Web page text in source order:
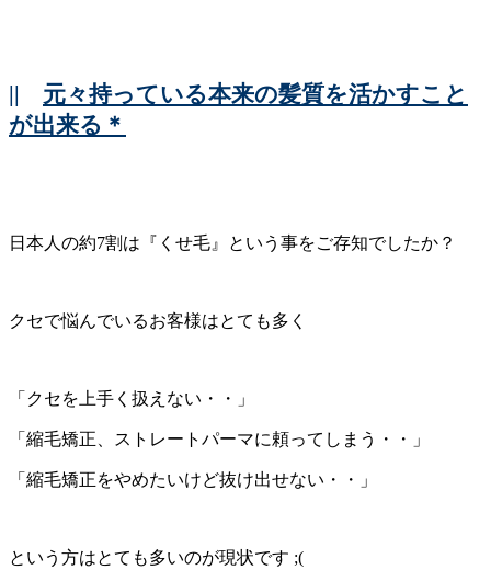
|| 元々持っている本来の髪質を活かすこと
が出来る＊
日本人の約7割は『くせ毛』という事をご存知でしたか？
クセで悩んでいるお客様はとても多く
「クセを上手く扱えない・・」
「縮毛矯正、ストレートパーマに頼ってしまう・・」
「縮毛矯正をやめたいけど抜け出せない・・」
という方はとても多いのが現状です ;(